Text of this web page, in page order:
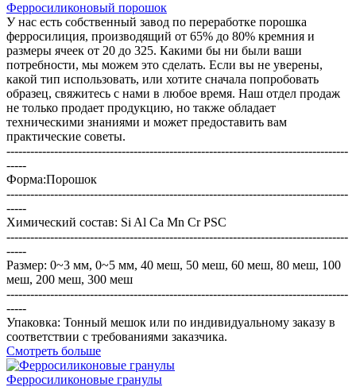
Ферросиликоновый порошок
У нас есть собственный завод по переработке порошка
ферросилиция, производящий от 65% до 80% кремния и
размеры ячеек от 20 до 325. Какими бы ни были ваши
потребности, мы можем это сделать. Если вы не уверены,
какой тип использовать, или хотите сначала попробовать
образец, свяжитесь с нами в любое время. Наш отдел продаж
не только продает продукцию, но также обладает
техническими знаниями и может предоставить вам
практические советы.
--------------------------------------------------------------------------------------
-----
Форма:Порошок
--------------------------------------------------------------------------------------
-----
Химический состав: Si Al Ca Mn Cr PSC
--------------------------------------------------------------------------------------
-----
Размер: 0~3 мм, 0~5 мм, 40 меш, 50 меш, 60 меш, 80 меш, 100
меш, 200 меш, 300 меш
--------------------------------------------------------------------------------------
-----
Упаковка: Тонный мешок или по индивидуальному заказу в
соответствии с требованиями заказчика.
Смотреть больше
Ферросиликоновые гранулы